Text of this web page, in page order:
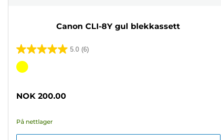
Canon CLI-8Y gul blekkassett
5.0 (6)
5.0
av
6
Fargekassett
NOK 200.00
På nettlager